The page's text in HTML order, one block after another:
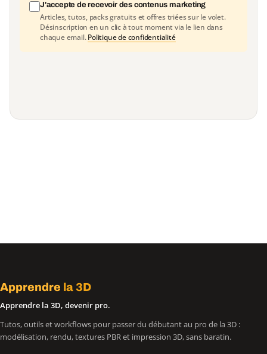
J'accepte de recevoir des contenus marketing
Articles, tutos, packs gratuits et offres triées sur le volet.
Désinscription en un clic à tout moment via le lien dans
chaque email. Politique de confidentialité
Apprendre la 3D
Apprendre la 3D, devenir pro.
Tutos, outils et workflows pour passer du débutant au pro de la 3D :
modélisation, rendu, textures PBR et impression 3D, sans baratin.